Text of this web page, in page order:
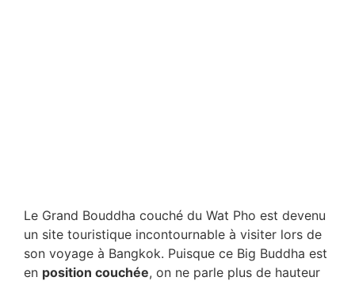
Le Grand Bouddha couché du Wat Pho est devenu
un site touristique incontournable à visiter lors de
son voyage à Bangkok. Puisque ce Big Buddha est
en position couchée, on ne parle plus de hauteur